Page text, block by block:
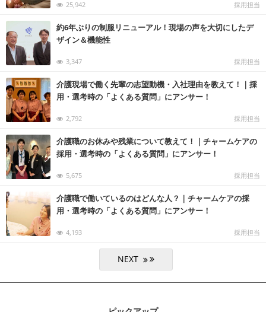
25,942 採用担当
約6年ぶりの制服リニューアル！現場の声を大切にしたデ
ザイン＆機能性
3,347 採用担当
介護現場で働く先輩の志望動機・入社理由を教えて！｜採
用・選考時の「よくある質問」にアンサー！
2,792 採用担当
介護職のお休みや残業について教えて！｜チャームケアの
採用・選考時の「よくある質問」にアンサー！
5,675 採用担当
介護職で働いているのはどんな人？｜チャームケアの採
用・選考時の「よくある質問」にアンサー！
4,193 採用担当